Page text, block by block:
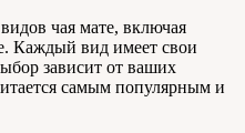
чая мате, включая
Каждый вид имеет свои
зависит от ваших
самым популярным и